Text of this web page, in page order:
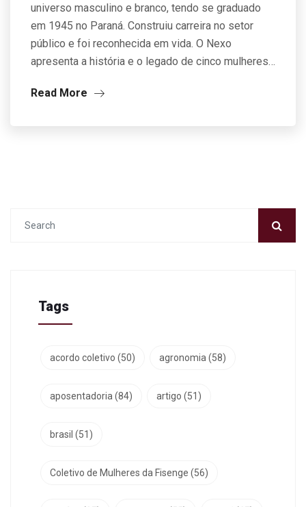
universo masculino e branco, tendo se graduado
em 1945 no Paraná. Construiu carreira no setor
público e foi reconhecida em vida. O Nexo
apresenta a história e o legado de cinco mulheres…
Read More
Tags
acordo coletivo (50) agronomia(58)
aposentadoria(84) artigo (51)
brasil (51)
Coletivo de Mulheres da Fisenge (56)